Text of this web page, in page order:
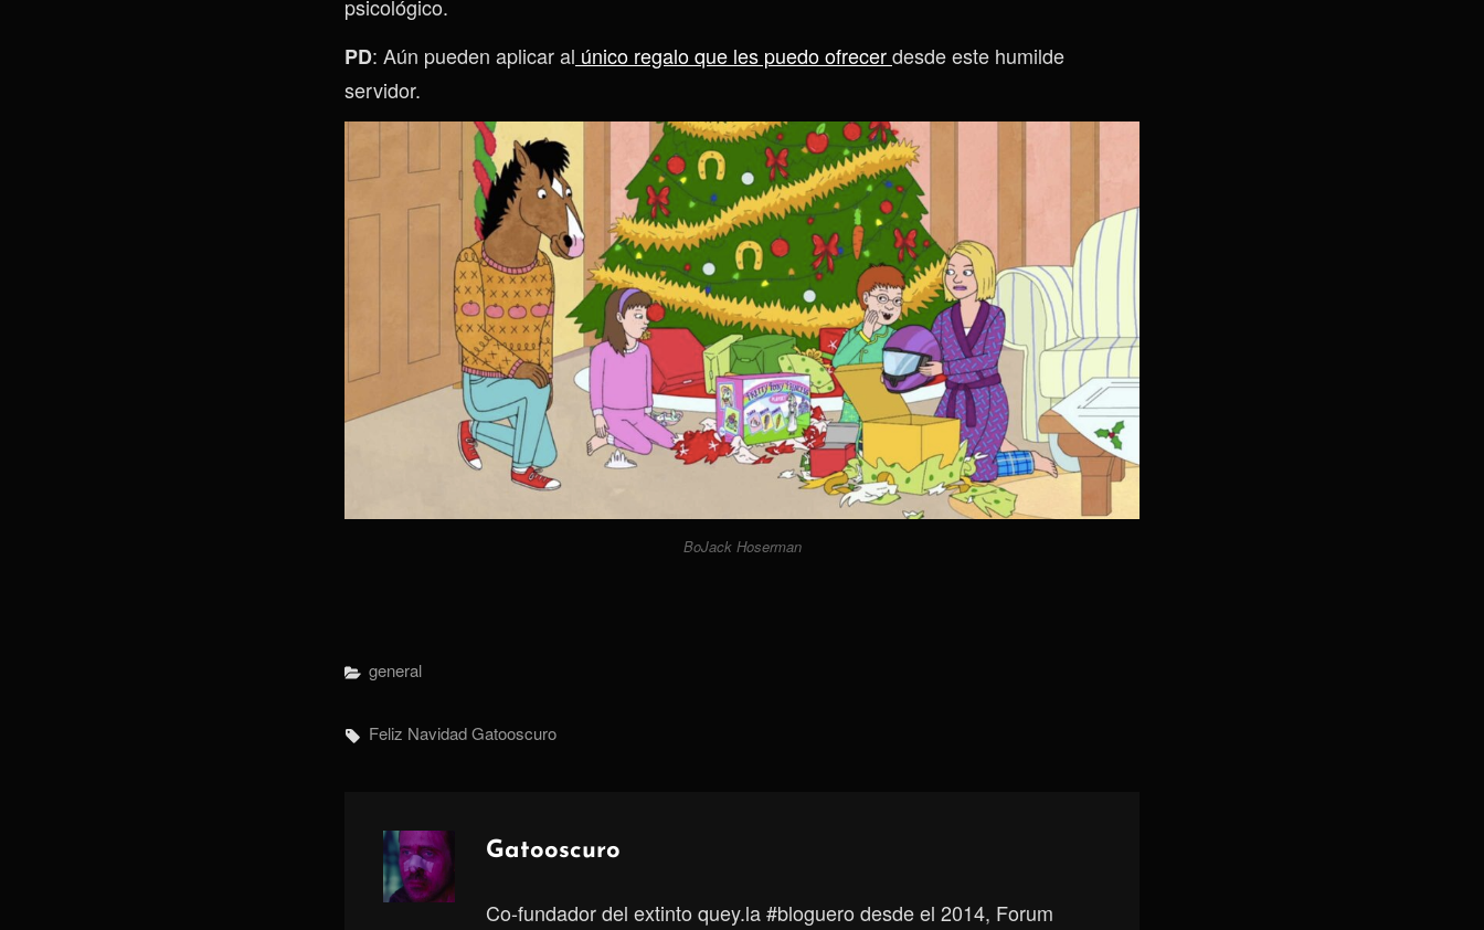
psicológico.
PD: Aún pueden aplicar al único regalo que les puedo ofrecerdesde este humilde
servidor.
BoJack Hoserman
Categorías
General
Etiquetas,
Feliz NavidadGatooscuro
Autor:
Gatooscuro
Co-fundador del extinto quey.la #bloguero desde el 2014, Forum